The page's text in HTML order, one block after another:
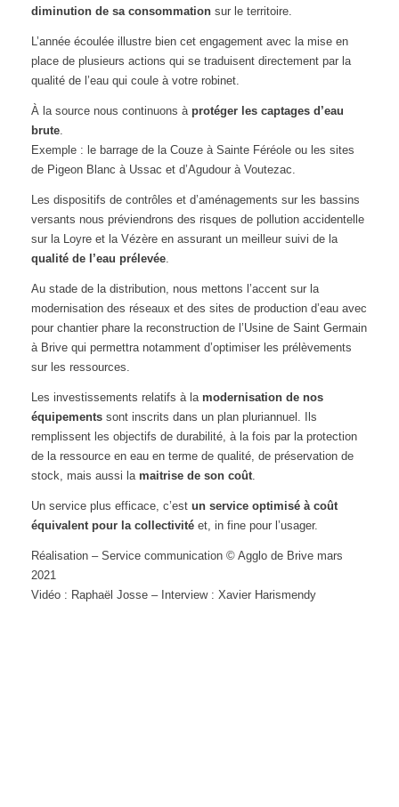
diminution de sa consommationsur le territoire.
L’année écoulée illustre bien cet engagement avec la mise en
place de plusieurs actions qui se traduisent directement par la
qualité de l’eau qui coule à votre robinet.
À la source nous continuons à protéger les captages d’eau
brute.
Exemple : le barrage de la Couze à Sainte Féréole ou les sites
de Pigeon Blanc à Ussac et d’Agudour à Voutezac.
Les dispositifs de contrôles et d’aménagements sur les bassins
versants nous préviendrons des risques de pollution accidentelle
sur la Loyre et la Vézère en assurant un meilleur suivi de la
qualité de l’eau prélevée.
Au stade de la distribution, nous mettons l’accent sur la
modernisation des réseaux et des sites de production d’eau avec
pour chantier phare la reconstruction de l’Usine de Saint Germain
à Brive qui permettra notamment d’optimiser les prélèvements
sur les ressources.
Les investissements relatifs à la modernisation de nos
équipementssont inscrits dans un plan pluriannuel. Ils
remplissent les objectifs de durabilité, à la fois par la protection
de la ressource en eau en terme de qualité, de préservation de
stock, mais aussi la maitrise de son coût.
Un service plus efficace, c’est un service optimisé à coût
équivalent pour la collectivitéet, in fine pour l’usager.
Réalisation – Service communication © Agglo de Brive mars
2021
Vidéo : Raphaël Josse – Interview : Xavier Harismendy